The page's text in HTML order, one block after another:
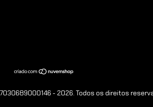
- 2026. Todos os direitos